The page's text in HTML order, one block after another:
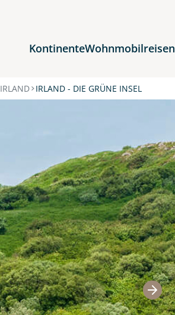
KontinenteWohnmobilreisen
Reiseziele
Nordamerika
IRLAND IRLAND - DIE GRÜNE INSEL